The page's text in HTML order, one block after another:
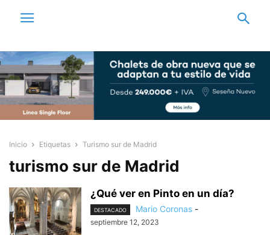
Inicio Etiquetas Turismo sur de Madrid
turismo sur de Madrid
¿Qué ver en Pinto en un día?
DESTACADO Mario Coronas -
septiembre 12, 2023